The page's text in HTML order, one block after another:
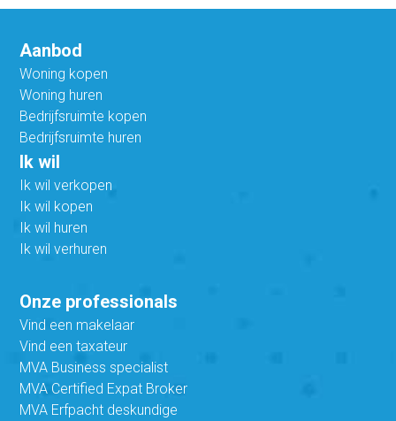
Aanbod
Woning kopen
Woning huren
Bedrijfsruimte kopen
Bedrijfsruimte huren
Ik wil
Ik wil verkopen
Ik wil kopen
Ik wil huren
Ik wil verhuren
Onze professionals
Vind een makelaar
Vind een taxateur
MVA Business specialist
MVA Certified Expat Broker
MVA Erfpacht deskundige